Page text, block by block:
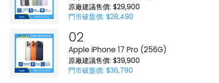
原廠建議售價: $29,900
門市破盤價: $28,490
Apple iPhone 17 Pro (256G)
原廠建議售價: $39,900
門市破盤價: $36,790